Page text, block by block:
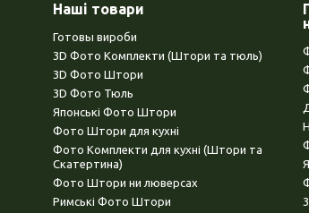
Наші товари
Готовы вироби
3D Фото Комплекти (Штори та тюль)
3D Фото Штори
3D Фото Тюль
Японські Фото Штори
Фото Штори для кухні
Фото Комплекти для кухні (Штори та
Скатертина)
Фото Штори ни люверсах
Римські Фото Штори